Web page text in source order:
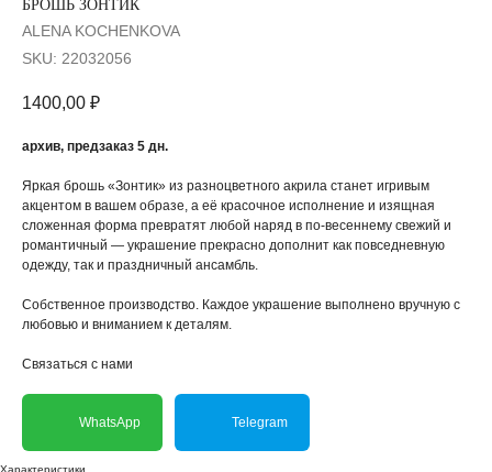
БРОШЬ ЗОНТИК
ALENA KOCHENKOVA
SKU: 22032056
1400,00 ₽
архив, предзаказ 5 дн.
Яркая брошь «Зонтик» из разноцветного акрила станет игривым
акцентом в вашем образе, а её красочное исполнение и изящная
сложенная форма превратят любой наряд в по-весеннему свежий и
романтичный — украшение прекрасно дополнит как повседневную
одежду, так и праздничный ансамбль.
Собственное производство. Каждое украшение выполнено вручную с
любовью и вниманием к деталям.
Связаться с нами
WhatsApp Telegram
Характеристики